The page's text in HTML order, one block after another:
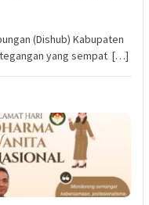
(Dishub) Kabupaten
yang sempat […]